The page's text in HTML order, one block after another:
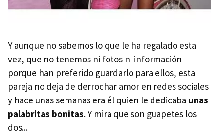
Y aunque no sabemos lo que le ha regalado esta
vez, que no tenemos ni fotos ni información
porque han preferido guardarlo para ellos, esta
pareja no deja de derrochar amor en redes sociales
y hace unas semanas era él quien le dedicaba unas
palabritas bonitas. Y mira que son guapetes los
dos...